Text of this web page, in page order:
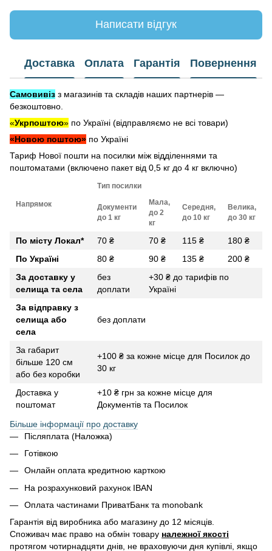
Написати відгук
Доставка Оплата Гарантія Повернення
Самовивіз з магазинів та складів наших партнерів —
безкоштовно.
«Укрпоштою» по Україні (відправляємо не всі товари)
«Новою поштою» по Україні
Тариф Нової пошти на посилки між відділеннями та
поштоматами (включено пакет від 0,5 кг до 4 кг включно)
Напрямок
Тип посилки
Документи
до 1 кг
Мала,
до 2
кг
Середня,
до 10 кг
Велика,
до 30 кг
По місту Локал* 70 ₴ 70 ₴ 115 ₴
180 ₴
По Україні
80 ₴ 90 ₴ 135 ₴
200 ₴
За доставку у
селища та села
без
доплати
+30 ₴ до тарифів по
Україні
За відправку з
селища або
села
без доплати
За габарит
більше 120 см
або без коробки
+100 ₴ за кожне місце для Посилок до
30 кг
Доставка у
поштомат
+10 ₴ грн за кожне місце для
Документів та Посилок
Більше інформації про доставку
Післяплата (Наложка)
Готівкою
Онлайн оплата кредитною карткою
На розрахунковий рахунок IBAN
Оплата частинами ПриватБанк та monobank
Гарантія від виробника або магазину до 12 місяців.
Споживач має право на обмін товару належної якості
протягом чотирнадцяти днів, не враховуючи дня купівлі, якщо